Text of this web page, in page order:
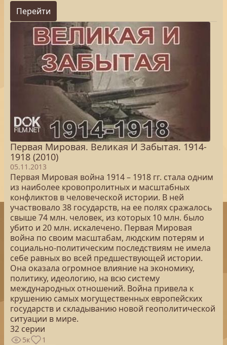
Перейти
Первая Мировая. Великая И Забытая. 1914-
1918 (2010)
05.11.2013
Первая Мировая война 1914 – 1918 гг. стала одним
из наиболее кровопролитных и масштабных
конфликтов в человеческой истории. В ней
участвовало 38 государств, на ее полях сражалось
свыше 74 млн. человек, из которых 10 млн. было
убито и 20 млн. искалечено. Первая Мировая
война по своим масштабам, людским потерям и
социально-политическим последствиям не имела
себе равных во всей предшествующей истории.
Она оказала огромное влияние на экономику,
политику, идеологию, на всю систему
международных отношений. Война привела к
крушению самых могущественных европейских
государств и складыванию новой геополитической
ситуации в мире.
32 серии
5к 1